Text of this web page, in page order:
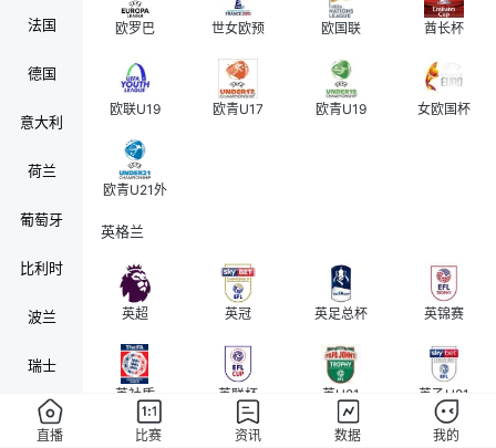
法国
德国
意大利
荷兰
葡萄牙
比利时
波兰
瑞士
奥地利
欧罗巴 世女欧预 欧国联 酋长杯
欧联U19 欧青U17 欧青U19 女欧国杯
欧青U21外
英格兰
英超 英冠 英足总杯 英锦赛
英社盾 英联杯 英U21 英乙U21
直播 比赛 资讯 数据 我的